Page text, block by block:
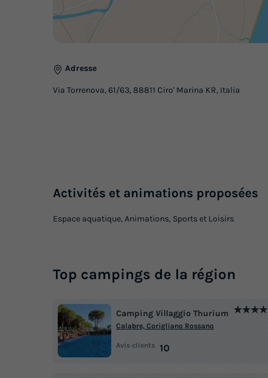
Adresse
Via Torrenova, 61/63, 88811 Ciro' Marina KR, Italia
Activités et animations proposées
Espace aquatique, Animations, Sports et Loisirs
Top campings de la région
Camping Villaggio Thurium ★★★★
Calabre, Corigliano Rossano
Avis clients 10